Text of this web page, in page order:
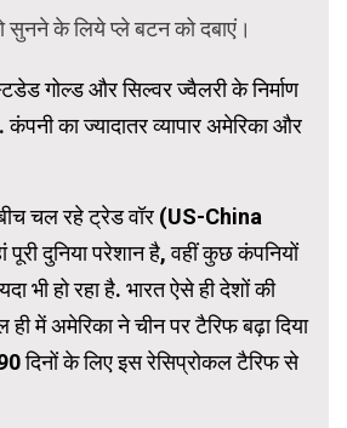
गोल्ड और सिल्वर ज्वैलरी के निर्माण
का ज्यादातर व्यापार अमेरिका और
चल रहे ट्रेड वॉर (US-China
दुनिया परेशान है, वहीं कुछ कंपनियों
भी हो रहा है. भारत ऐसे ही देशों की
ही में अमेरिका ने चीन पर टैरिफ बढ़ा दिया
दिनों के लिए इस रेसिप्रोकल टैरिफ से